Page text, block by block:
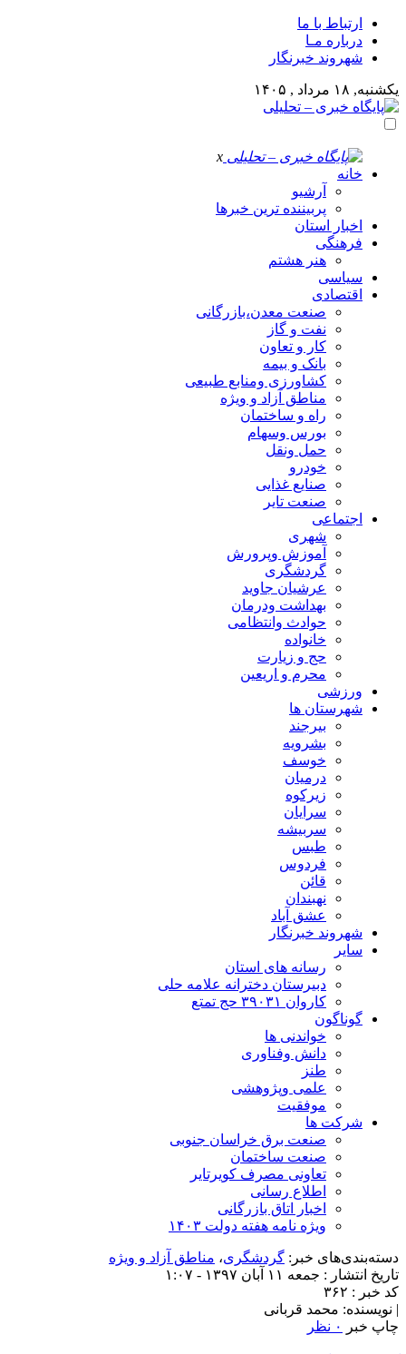
ارتباط با ما
درباره مـا
شهروند خبرنگار
یکشنبه, ۱۸ مرداد , ۱۴۰۵
x
خانه
آرشیو
پربیننده ترین خبرها
اخبار استان
فرهنگی
هنر هشتم
سیاسی
اقتصادی
صنعت معدن،بازرگانی
نفت و گاز
کار و تعاون
بانک و بیمه
کشاورزی ومنابع طبیعی
مناطق آزاد و ویژه
راه و ساختمان
بورس وسهام
حمل ونقل
خودرو
صنایع غذایی
صنعت تایر
اجتماعی
شهری
آموزش وپرورش
گردشگری
عرشیان جاوید
بهداشت ودرمان
حوادث وانتظامی
خانواده
حج و زیارت
محرم و اریعین
ورزشی
شهرستان ها
بیرجند
بشرویه
خوسف
درمیان
زیرکوه
سرایان
سربیشه
طبس
فردوس
قائن
نهبندان
عشق آباد
شهروند خبرنگار
سایر
رسانه های استان
دبیرستان دخترانه علامه حلی
کاروان ۳۹۰۳۱ حج تمتع
گوناگون
خواندنی ها
دانش وفناوری
طنز
علمی وپژوهشی
موفقیت
شرکت ها
صنعت برق خراسان جنوبی
صنعت ساختمان
تعاونی مصرف کویرتایر
اطلاع رسانی
اخبار اتاق بازرگانی
ویژه نامه هفته دولت ۱۴۰۳
دسته‌بندی‌های خبر: گردشگری، مناطق آزاد و ویژه
تاریخ انتشار : جمعه ۱۱ آبان ۱۳۹۷ - ۱:۰۷
کد خبر : ۳۶۲
| نویسنده: محمد قربانی
چاپ خبر
۰ نظر